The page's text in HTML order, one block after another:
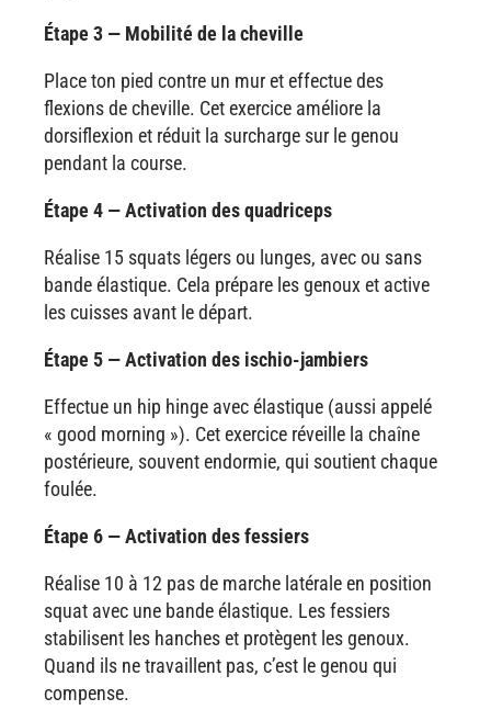
Étape 3 — Mobilité de la cheville
Place ton pied contre un mur et effectue des
flexions de cheville. Cet exercice améliore la
dorsiflexion et réduit la surcharge sur le genou
pendant la course.
Étape 4 — Activation des quadriceps
Réalise 15 squats légers ou lunges, avec ou sans
bande élastique. Cela prépare les genoux et active
les cuisses avant le départ.
Étape 5 — Activation des ischio-jambiers
Effectue un hip hinge avec élastique (aussi appelé
« good morning »). Cet exercice réveille la chaîne
postérieure, souvent endormie, qui soutient chaque
foulée.
Étape 6 — Activation des fessiers
Réalise 10 à 12 pas de marche latérale en position
squat avec une bande élastique. Les fessiers
stabilisent les hanches et protègent les genoux.
Quand ils ne travaillent pas, c’est le genou qui
compense.